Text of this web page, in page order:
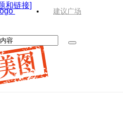
建议广场
和链接]